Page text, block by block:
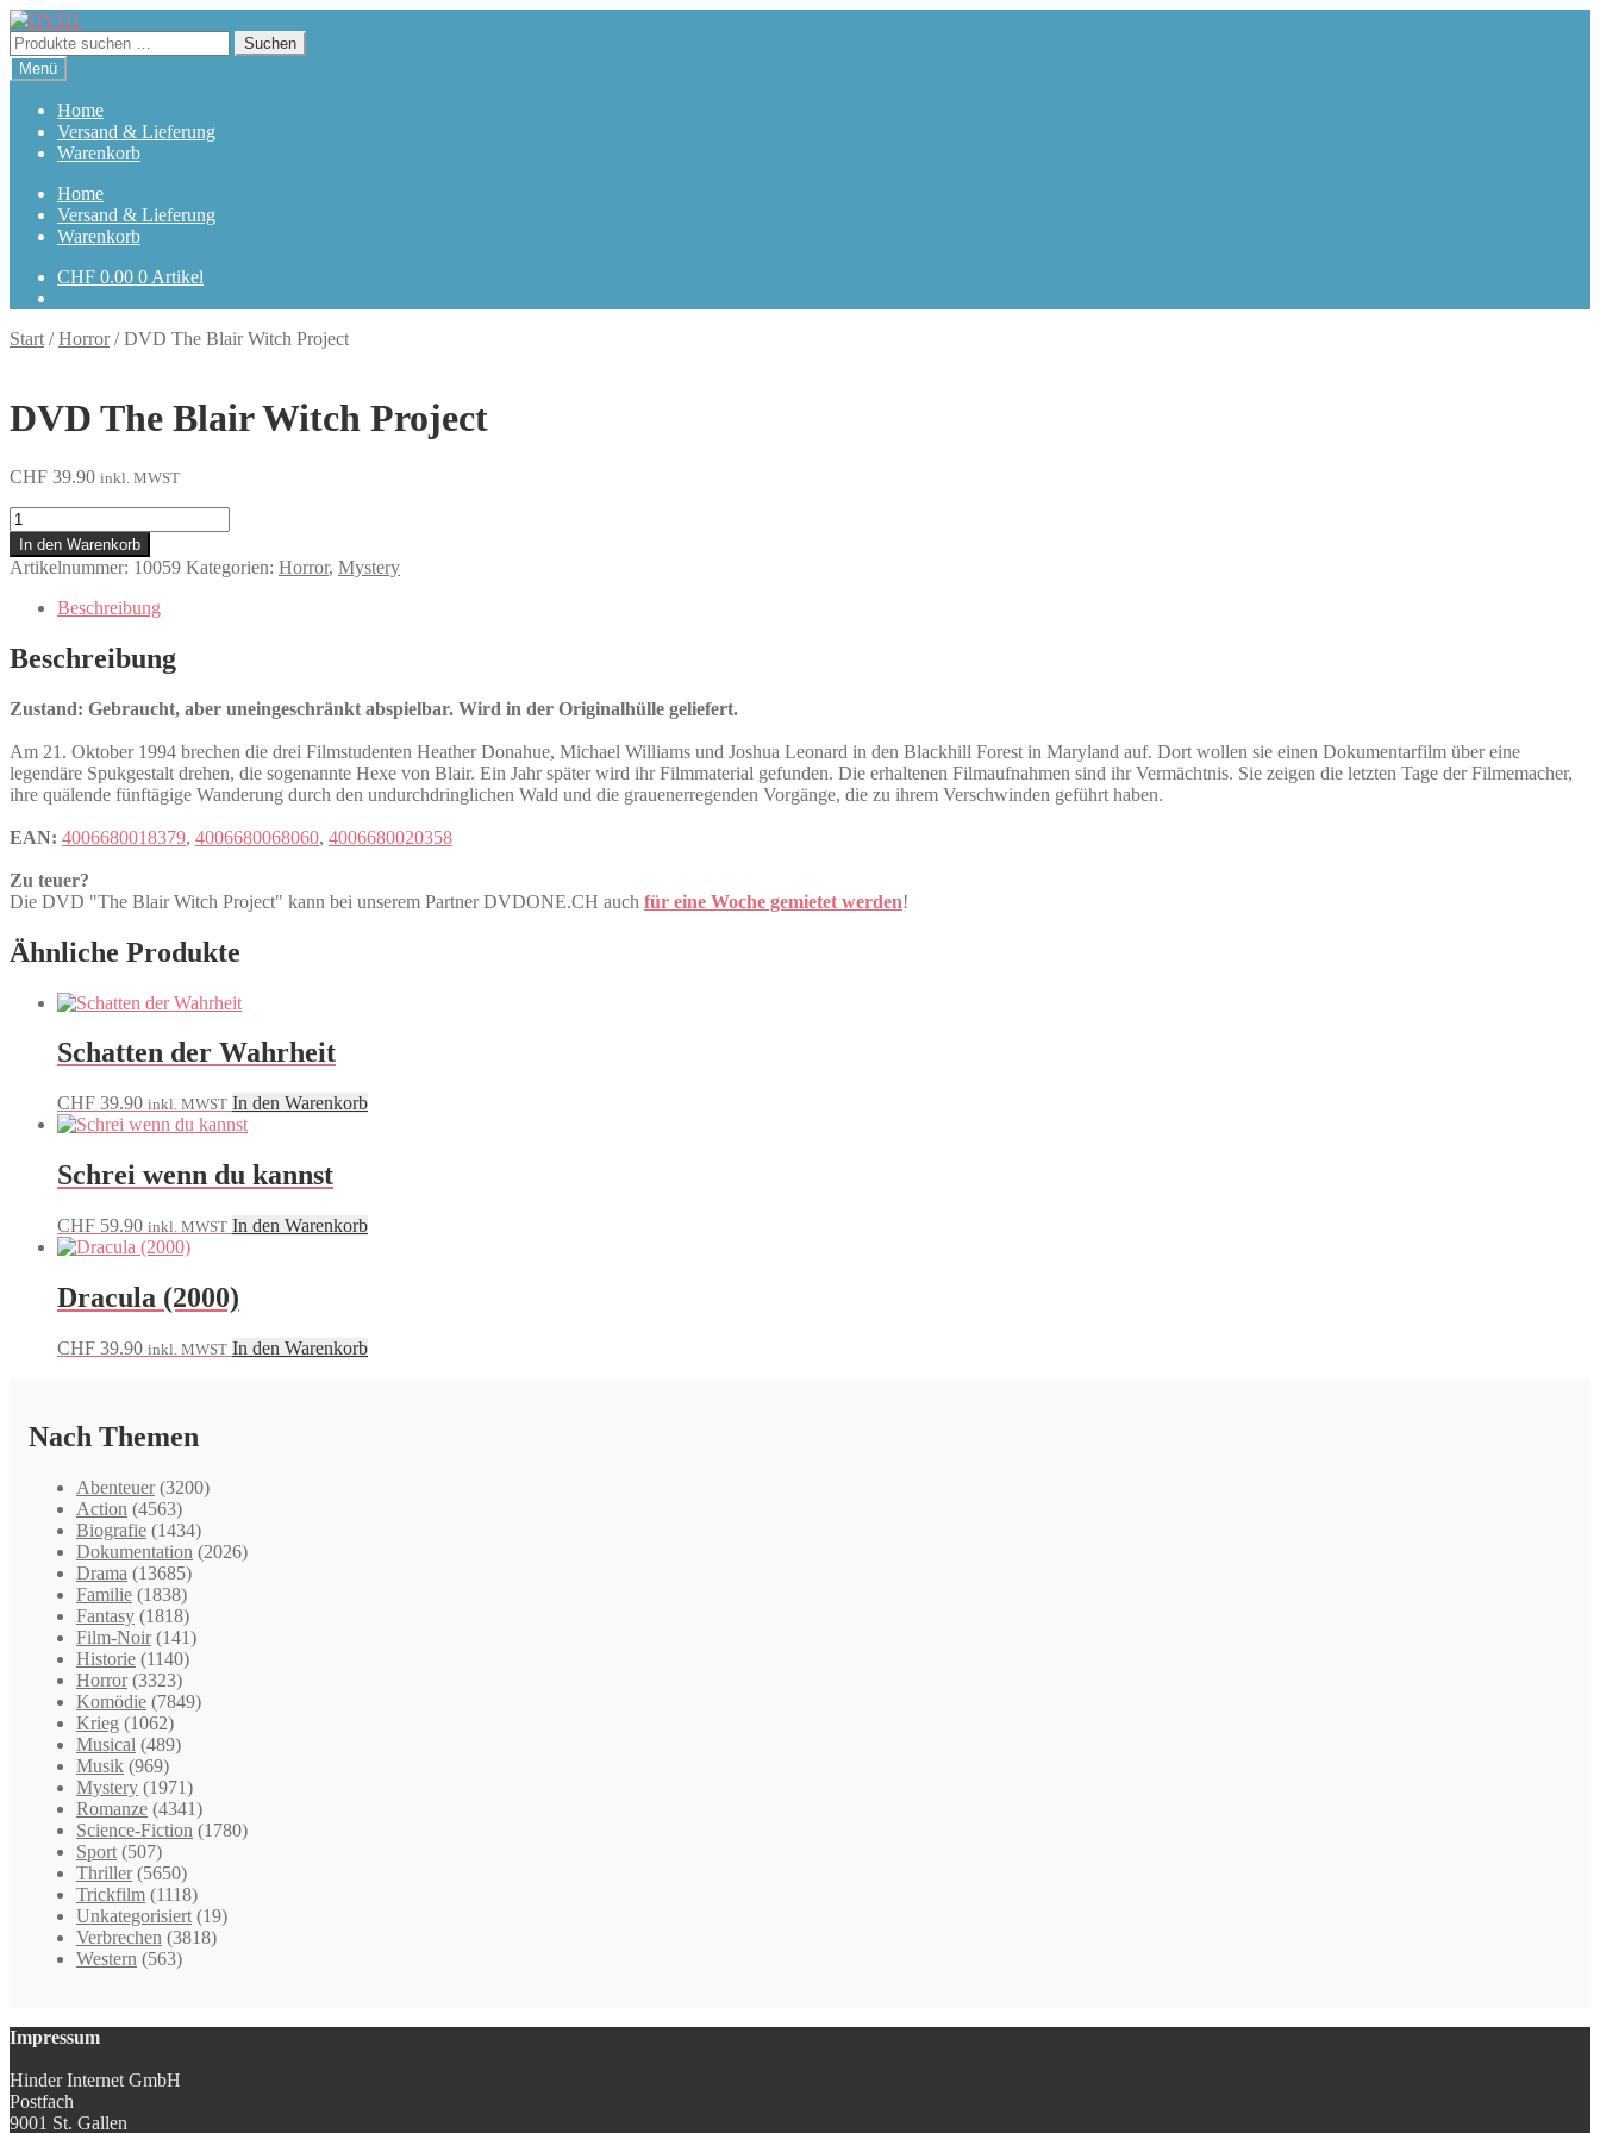
Zur
Navigation
springen
Zum
Inhalt
springen
Suchen
nach:
Suchen
Menü
Home
Versand & Lieferung
Warenkorb
Home
Versand & Lieferung
Warenkorb
CHF 0.00 0 Artikel
Start /Horror/DVD The Blair Witch Project
DVD The Blair Witch Project
CHF 39.90 inkl. MWST
The
Blair
Witch
Project
Menge
In den Warenkorb
Artikelnummer: 10059 Kategorien: Horror, Mystery
Beschreibung
Beschreibung
Zustand: Gebraucht, aber uneingeschränkt abspielbar. Wird in der Originalhülle geliefert.
Am 21. Oktober 1994 brechen die drei Filmstudenten Heather Donahue, Michael Williams und Joshua Leonard in den Blackhill Forest in Maryland auf. Dort wollen sie einen Dokumentarfilm über eine
legendäre Spukgestalt drehen, die sogenannte Hexe von Blair. Ein Jahr später wird ihr Filmmaterial gefunden. Die erhaltenen Filmaufnahmen sind ihr Vermächtnis. Sie zeigen die letzten Tage der Filmemacher,
ihre quälende fünftägige Wanderung durch den undurchdringlichen Wald und die grauenerregenden Vorgänge, die zu ihrem Verschwinden geführt haben.
EAN: 4006680018379, 4006680068060, 4006680020358
Zu teuer?
Die DVD "The Blair Witch Project" kann bei unserem Partner DVDONE.CH auch für eine Woche gemietet werden!
Ähnliche Produkte
Schatten der Wahrheit
CHF 39.90 inkl. MWST In den Warenkorb
Schrei wenn du kannst
CHF 59.90 inkl. MWST In den Warenkorb
Dracula (2000)
CHF 39.90 inkl. MWST In den Warenkorb
Nach Themen
Abenteuer (3200)
Action (4563)
Biografie (1434)
Dokumentation (2026)
Drama (13685)
Familie (1838)
Fantasy (1818)
Film-Noir (141)
Historie (1140)
Horror (3323)
Komödie (7849)
Krieg (1062)
Musical (489)
Musik (969)
Mystery (1971)
Romanze (4341)
Science-Fiction (1780)
Sport (507)
Thriller (5650)
Trickfilm (1118)
Unkategorisiert (19)
Verbrechen (3818)
Western (563)
Impressum
Hinder Internet GmbH
Postfach
9001 St. Gallen